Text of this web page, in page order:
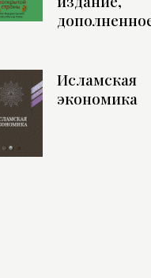
Исламская
экономика